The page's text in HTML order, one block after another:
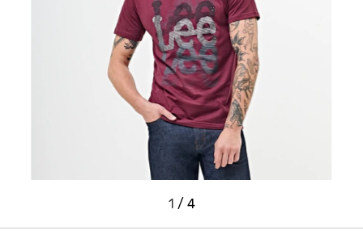
1 / 4